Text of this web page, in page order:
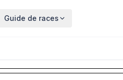
Guide de races